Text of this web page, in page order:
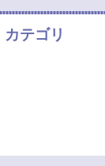
カテゴリ